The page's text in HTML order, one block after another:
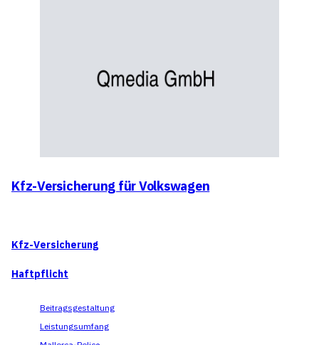
Kfz-Versicherung für Volkswagen
Kfz-Versicherung
Haftpflicht
Beitragsgestaltung
Leistungsumfang